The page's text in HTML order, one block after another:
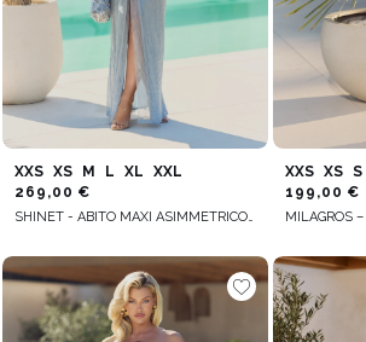
XXS XS M L XL
XXL
269,00 €
SHINET - ABITO MAXI ASIMMETRICO CON PIUME
XXS XS S
199,00 €